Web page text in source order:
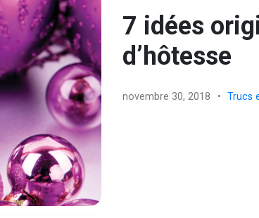
7 idées
d’hôtesse
novembre 30, 2018 • Trucs